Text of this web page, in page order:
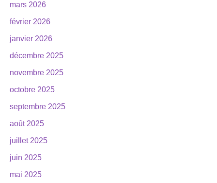
mars 2026
février 2026
janvier 2026
décembre 2025
novembre 2025
octobre 2025
septembre 2025
août 2025
juillet 2025
juin 2025
mai 2025